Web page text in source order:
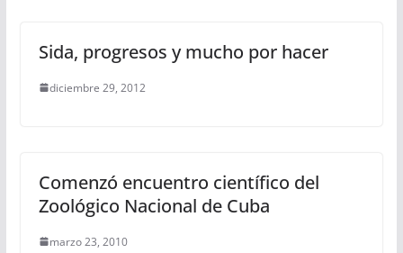
Sida, progresos y mucho por hacer
diciembre 29, 2012
Comenzó encuentro científico del
Zoológico Nacional de Cuba
marzo 23, 2010